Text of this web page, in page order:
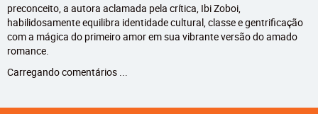
preconceito, a autora aclamada pela crítica, Ibi Zoboi,
habilidosamente equilibra identidade cultural, classe e gentrificação
com a mágica do primeiro amor em sua vibrante versão do amado
romance.
Carregando comentários ...